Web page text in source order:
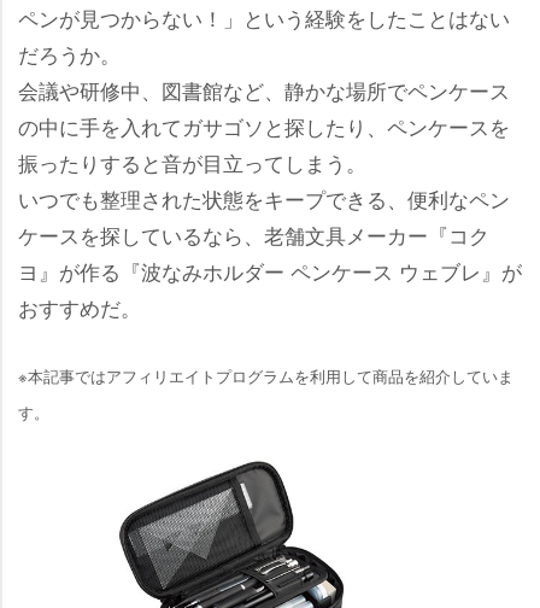
ペンが見つからない！」という経験をしたことはない
だろうか。
会議や研修中、図書館など、静かな場所でペンケース
の中に手を入れてガサゴソと探したり、ペンケースを
振ったりすると音が目立ってしまう。
いつでも整理された状態をキープできる、便利なペン
ケースを探しているなら、老舗文具メーカー『コク
ヨ』が作る『波なみホルダー ペンケース ウェブレ』が
おすすめだ。
※本記事ではアフィリエイトプログラムを利用して商品を紹介していま
す。